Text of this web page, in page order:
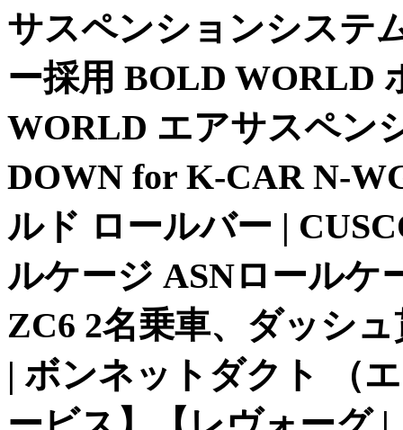
サスペンションシステ
ー採用 BOLD WORLD
WORLD エアサスペン
DOWN for K-CAR N-
ルド ロールバー |
ルケージ ASNロールケ
ZC6 2名乗車、ダッシ
| ボンネットダクト （